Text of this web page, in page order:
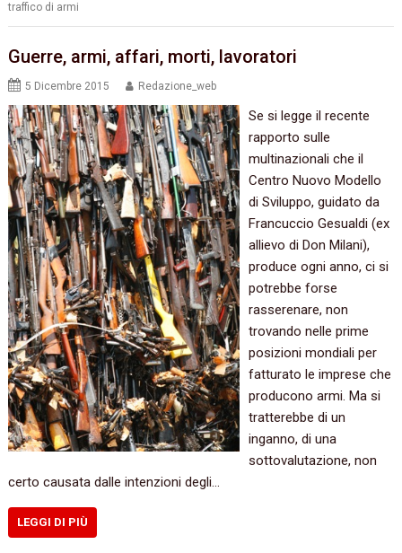
traffico di armi
Guerre,‭ ‬armi,‭ ‬affari,‭ ‬morti,‭ ‬lavoratori
5 Dicembre 2015 Redazione_web
Se si legge il recente
rapporto sulle
multinazionali che il
Centro Nuovo Modello
di Sviluppo,‭ ‬guidato da
Francuccio Gesualdi‭ (‬ex
allievo di Don Milani‭)‬,‭
‬produce ogni anno,‭ ‬ci si
potrebbe forse
rasserenare,‭ ‬non
trovando nelle prime
posizioni mondiali per
fatturato le imprese che
producono armi.‭ ‬Ma si
tratterebbe di un
inganno,‭ ‬di una
sottovalutazione,‭ ‬non
certo causata dalle intenzioni degli…
LEGGI DI PIÙ